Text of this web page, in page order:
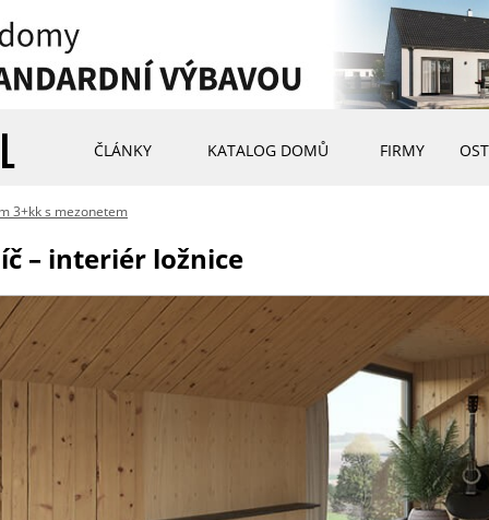
ČLÁNKY KATALOG DOMŮ FIRMY
3+kk s mezonetem
– interiér ložnice